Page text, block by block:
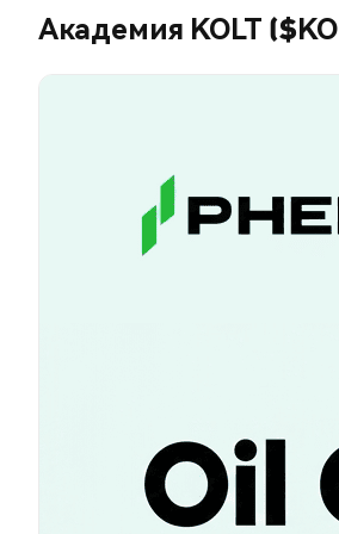
Академия KOLT